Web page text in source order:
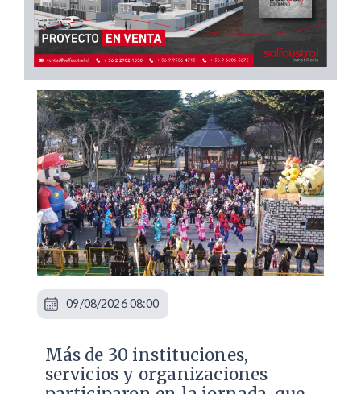
Más de 30 instituciones,
servicios y organizaciones
09/08/2026 08:00